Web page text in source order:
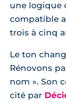
une logique
compatible
trois à cinq
Le ton
Rénovons
nom ». Son
cité par